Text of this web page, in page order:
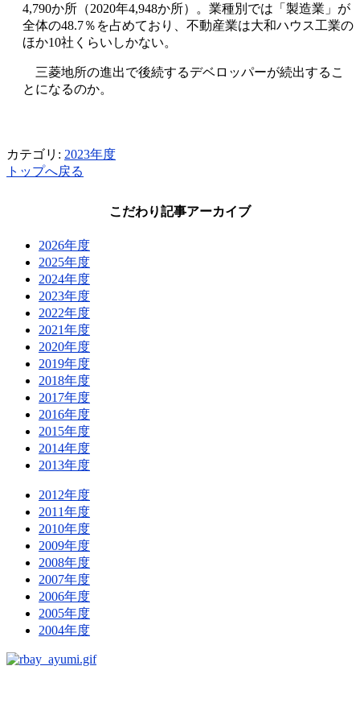
4,790か所（2020年4,948か所）。業種別では「製造業」が
全体の48.7％を占めており、不動産業は大和ハウス工業の
ほか10社くらいしかない。
三菱地所の進出で後続するデベロッパーが続出するこ
とになるのか。
カテゴリ: 2023年度
トップへ戻る
こだわり記事アーカイブ
2026年度
2025年度
2024年度
2023年度
2022年度
2021年度
2020年度
2019年度
2018年度
2017年度
2016年度
2015年度
2014年度
2013年度
2012年度
2011年度
2010年度
2009年度
2008年度
2007年度
2006年度
2005年度
2004年度